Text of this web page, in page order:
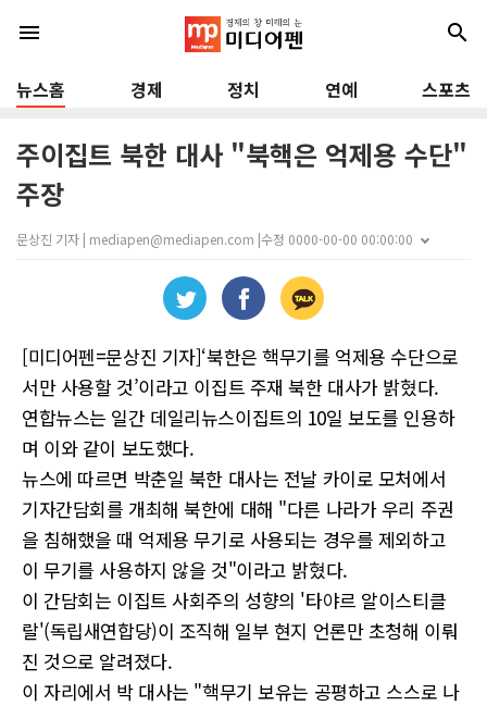
menu search
뉴스홈 경제 정치 연예 스포츠
주이집트 북한 대사 "북핵은 억제용 수단"
주장
문상진 기자 | mediapen@mediapen.com |수정 0000-00-00 00:00:00
[미디어펜=문상진 기자]‘북한은 핵무기를 억제용 수단으로
서만 사용할 것’이라고 이집트 주재 북한 대사가 밝혔다.
연합뉴스는 일간 데일리뉴스이집트의 10일 보도를 인용하
며 이와 같이 보도했다.
뉴스에 따르면 박춘일 북한 대사는 전날 카이로 모처에서
기자간담회를 개최해 북한에 대해 "다른 나라가 우리 주권
을 침해했을 때 억제용 무기로 사용되는 경우를 제외하고
이 무기를 사용하지 않을 것"이라고 밝혔다.
이 간담회는 이집트 사회주의 성향의 '타야르 알이스티클
랄'(독립새연합당)이 조직해 일부 현지 언론만 초청해 이뤄
진 것으로 알려졌다.
이 자리에서 박 대사는 "핵무기 보유는 공평하고 스스로 나